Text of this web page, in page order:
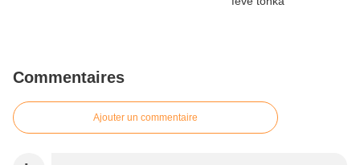
Commentaires
Ajouter un commentaire